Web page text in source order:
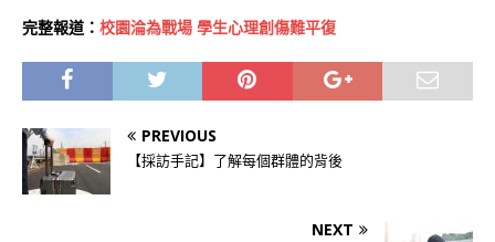
完整報道： 校園淪為戰場 學生心理創傷難平復
PREVIOUS
【採訪手記】了解每個群體的背後
NEXT